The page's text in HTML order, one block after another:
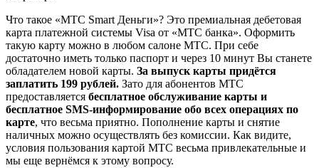
Что такое «МТС Smart Деньги»? Это премиальная дебетовая
карта платежной системы Visa от «МТС банка». Оформить
такую карту можно в любом салоне МТС. При себе
достаточно иметь только паспорт и через 10 минут Вы станете
обладателем новой карты. За выпуск карты придётся
заплатить 199 рублей. Зато для абонентов МТС
предоставляется бесплатное обслуживание карты и
бесплатное SMS-информирование обо всех операциях по
карте, что весьма приятно. Пополнение карты и снятие
наличных можно осуществлять без комиссии. Как видите,
условия пользования картой МТС весьма привлекательные и
мы еще вернёмся к этому вопросу.